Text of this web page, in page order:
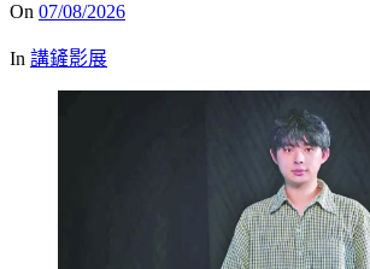
On 07/08/2026
In 講鏟影展